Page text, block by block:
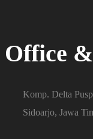
Office
Komp. Delta
Sidoarjo, Jawa